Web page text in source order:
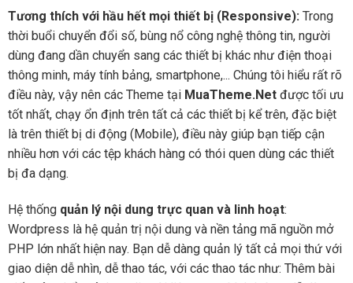
Tương thích với hầu hết mọi thiết bị (Responsive): Trong
thời buổi chuyển đổi số, bùng nổ công nghệ thông tin, người
dùng đang dần chuyển sang các thiết bị khác như điện thoại
thông minh, máy tính bảng, smartphone,... Chúng tôi hiểu rất rõ
điều này, vậy nên các Theme tại MuaTheme.Net được tối ưu
tốt nhất, chạy ổn định trên tất cả các thiết bị kể trên, đặc biệt
là trên thiết bị di động (Mobile), điều này giúp bạn tiếp cận
nhiều hơn với các tệp khách hàng có thói quen dùng các thiết
bị đa dạng.
Hệ thống quản lý nội dung trực quan và linh hoạt:
Wordpress là hệ quản trị nội dung và nền tảng mã nguồn mở
PHP lớn nhất hiện nay. Bạn dễ dàng quản lý tất cả mọi thứ với
giao diện dễ nhìn, dễ thao tác, với các thao tác như: Thêm bài